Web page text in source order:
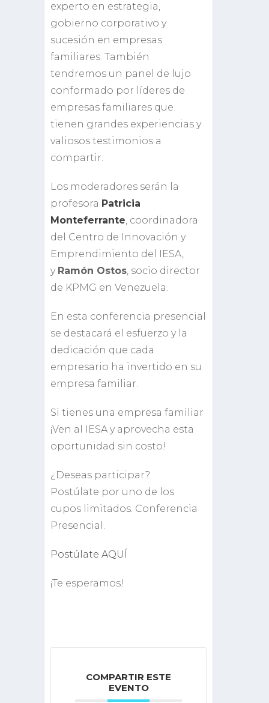
experto en estrategia,
gobierno corporativo y
sucesión en empresas
familiares. También
tendremos un panel de lujo
conformado por líderes de
empresas familiares que
tienen grandes experiencias y
valiosos testimonios a
compartir.
Los moderadores serán la
profesora Patricia
Monteferrante, coordinadora
del Centro de Innovación y
Emprendimiento del IESA,
y Ramón Ostos, socio director
de KPMG en Venezuela.
En esta conferencia presencial
se destacará el esfuerzo y la
dedicación que cada
empresario ha invertido en su
empresa familiar.
Si tienes una empresa familiar
¡Ven al IESA y aprovecha esta
oportunidad sin costo!
¿Deseas participar?
Postúlate por uno de los
cupos limitados. Conferencia
Presencial.
Postúlate AQUÍ
¡Te esperamos!
COMPARTIR ESTE
EVENTO